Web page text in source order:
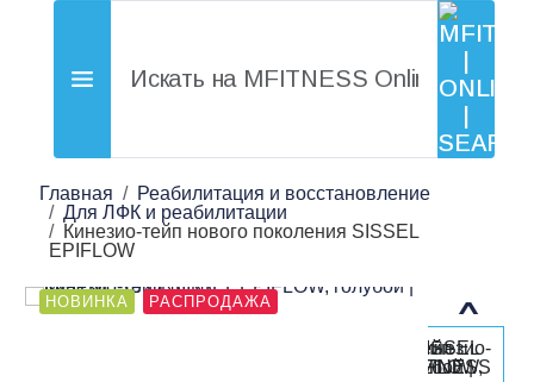
Главная
Реабилитация и восстановление
Для ЛФК и реабилитации
Кинезио-тейп нового поколения SISSEL
EPIFLOW
НОВИНКА РАСПРОДАЖА